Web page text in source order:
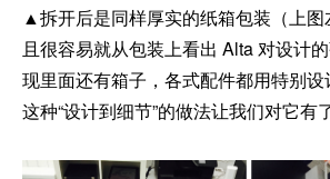
▲拆开后是同样厚实的纸箱包装（上
且很容易就从包装上看出 Alta 对设计
现里面还有箱子，各式配件都用特别设
这种“设计到细节”的做法让我们对它有